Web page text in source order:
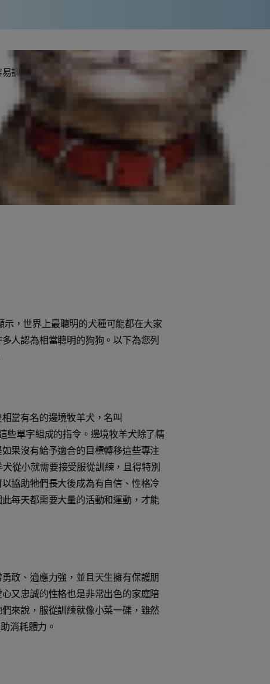
訓練，然而和這些狗狗相處時，也會
，世界上最聰明的犬種可能都在大家
人認為相當聰明的狗狗。以下為您列
當有名的邊境牧羊犬，名叫
些單字組成的指令。邊境牧羊犬除了精
果沒有給予適合的目標轉移這些專注
從小就需要接受服從訓練，且得特別
協助牠們長大後成為有自信、性格冷
每天都需要大量的活動和運動，才能
敢、適應力強，並且天生擁有保護朋
又忠誠的性格也是非常出色的家庭陪
來說，服從訓練就像小菜一碟，雖然
消耗體力。